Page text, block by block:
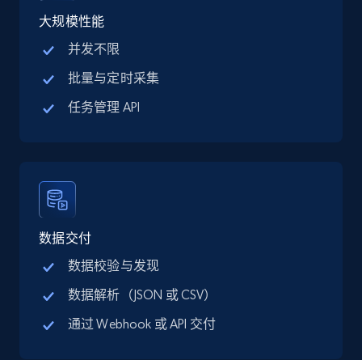
13.2K+
records by location search
Google Maps full information - Collect
Google Maps Businesses data by place id
大规模性能
并发不限
批量与定时采集
任务管理 API
数据交付
数据校验与发现
数据解析（JSON 或 CSV）
通过 Webhook 或 API 交付